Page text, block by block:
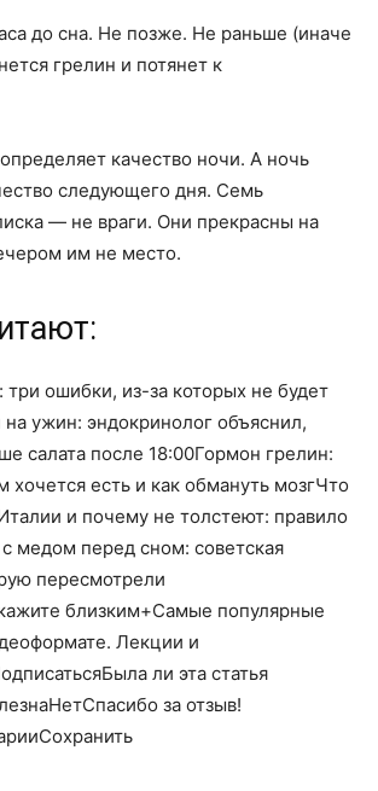
до сна. Не позже. Не раньше (иначе
грелин и потянет к
качество ночи. А ночь
следующего дня. Семь
— не враги. Они прекрасны на
им не место.
три ошибки, из-за которых не будет
ужин: эндокринолог объяснил,
салата после 18:00Гормон грелин:
хочется есть и как обмануть мозгЧто
и почему не толстеют: правило
медом перед сном: советская
пересмотрели
близким+Самые популярные
Лекции и
ли эта статья
за отзыв!